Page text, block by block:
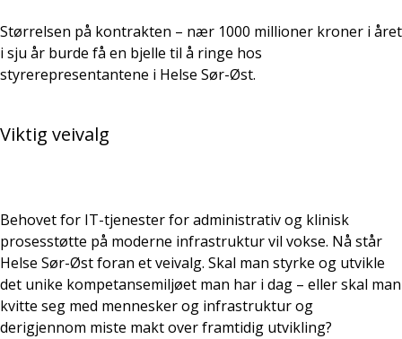
Størrelsen på kontrakten – nær 1000 millioner kroner i året
i sju år burde få en bjelle til å ringe hos
styrerepresentantene i Helse Sør-Øst.
Viktig veivalg
Behovet for IT-tjenester for administrativ og klinisk
prosesstøtte på moderne infrastruktur vil vokse. Nå står
Helse Sør-Øst foran et veivalg. Skal man styrke og utvikle
det unike kompetansemiljøet man har i dag – eller skal man
kvitte seg med mennesker og infrastruktur og
derigjennom miste makt over framtidig utvikling?